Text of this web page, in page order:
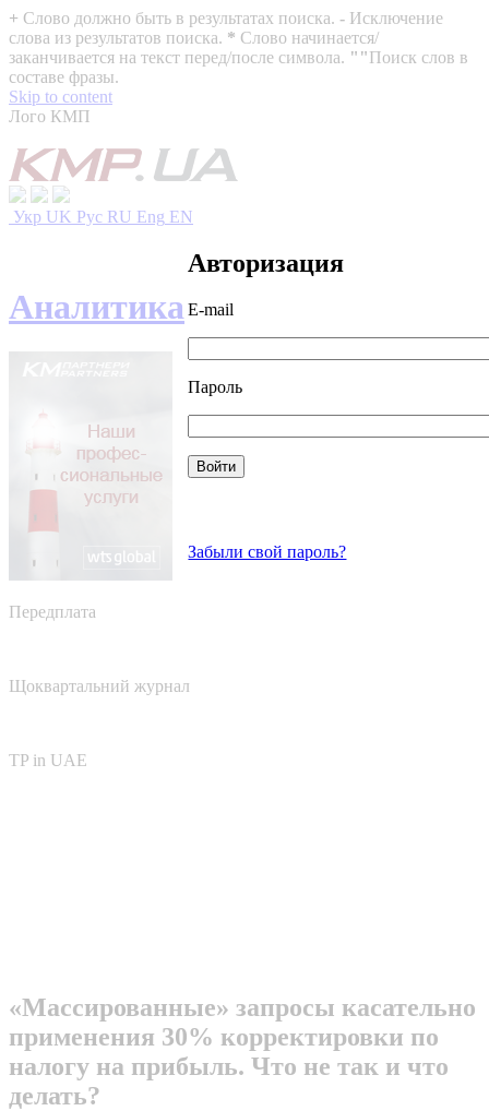
+ Слово должно быть в результатах поиска. - Исключение
слова из результатов поиска. * Слово начинается/
заканчивается на текст перед/после символа. ""Поиск слов в
составе фразы.
Skip to content
Лого КМП
Укр UK Рус RU Eng EN
Авторизация
E-mail
Пароль
Забыли свой пароль?
Аналитика
Передплата
Щоквартальний журнал
TP in UAE
«Массированные» запросы касательно
применения 30% корректировки по
налогу на прибыль. Что не так и что
делать?